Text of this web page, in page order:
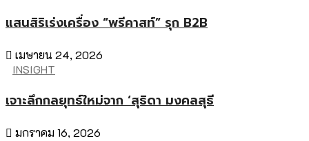
แสนสิริเร่งเครื่อง “พรีคาสท์” รุก B2B
เมษายน 24, 2026
INSIGHT
เจาะลึกกลยุทธ์ใหม่จาก ‘สุธิดา มงคลสุธี
มกราคม 16, 2026